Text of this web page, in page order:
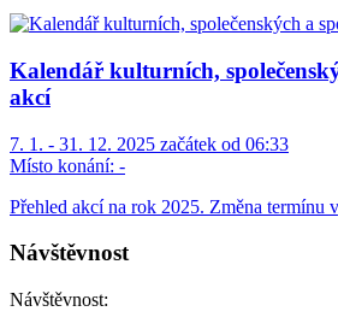
Kalendář kulturních,
akcí
7. 1. - 31. 12. 2025 začátek od 06:33
Místo konání: -
Přehled akcí na rok 2025. Změna termínu
Návštěvnost
Návštěvnost: